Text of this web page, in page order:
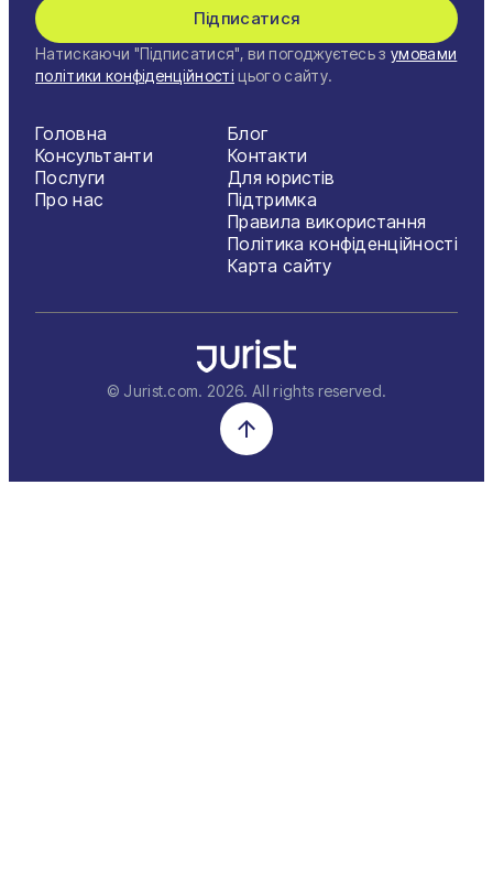
Підписатися
Натискаючи "Підписатися", ви погоджуєтесь з умовами
політики конфіденційності цього сайту.
Головна
Консультанти
Послуги
Про нас
Блог
Контакти
Для юристів
Підтримка
Правила використання
Політика конфіденційності
Карта сайту
© Jurist.com. 2026. All rights reserved.